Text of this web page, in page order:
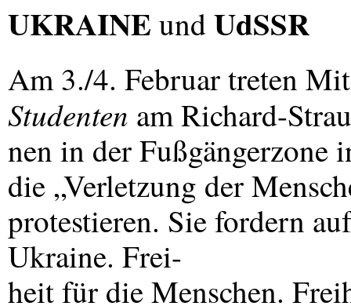
UKRAINE undUdSSR
Am 3./4. Februar treten
Studenten am Richard-
nen in der Fußgängerzone
die „Verletzung der
protestieren. Sie fordern
Ukraine. Frei-
heit für die Menschen.